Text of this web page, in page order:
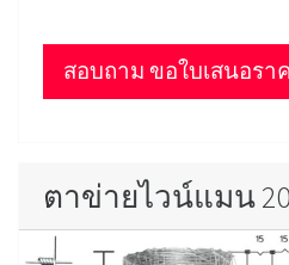
สอบถาม ขอใบเสนอรา
ตาข่ายไวน์แมน